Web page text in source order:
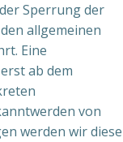
Sperrung der
allgemeinen
Eine
ab dem
von
werden wir diese